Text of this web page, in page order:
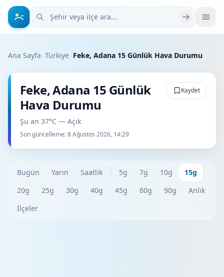
Şehir veya ilçe ara
Ana Sayfa ›Türkiye› Feke, Adana 15 Günlük Hava Durumu
Feke, Adana 15 Günlük
Hava Durumu
Şu an 37°C — Açık
Son güncelleme:8 Ağustos 2026, 14:29
Kaydet
Bugün Yarın Saatlik 5g 7g 10g
15g
20g
25g 30g 40g 45g 60g 90g
Anlık
İlçeler